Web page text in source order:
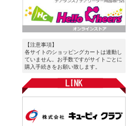
【注意事項】
各サイトのショッピングカートは連動し
ていません。お手数ですがサイトごとに
購入手続きをお願い致します。